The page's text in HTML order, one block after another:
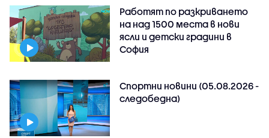
Работят по разкриването
на над 1500 места в нови
ясли и детски градини в
София
Спортни новини (05.08.2026 -
следобедна)